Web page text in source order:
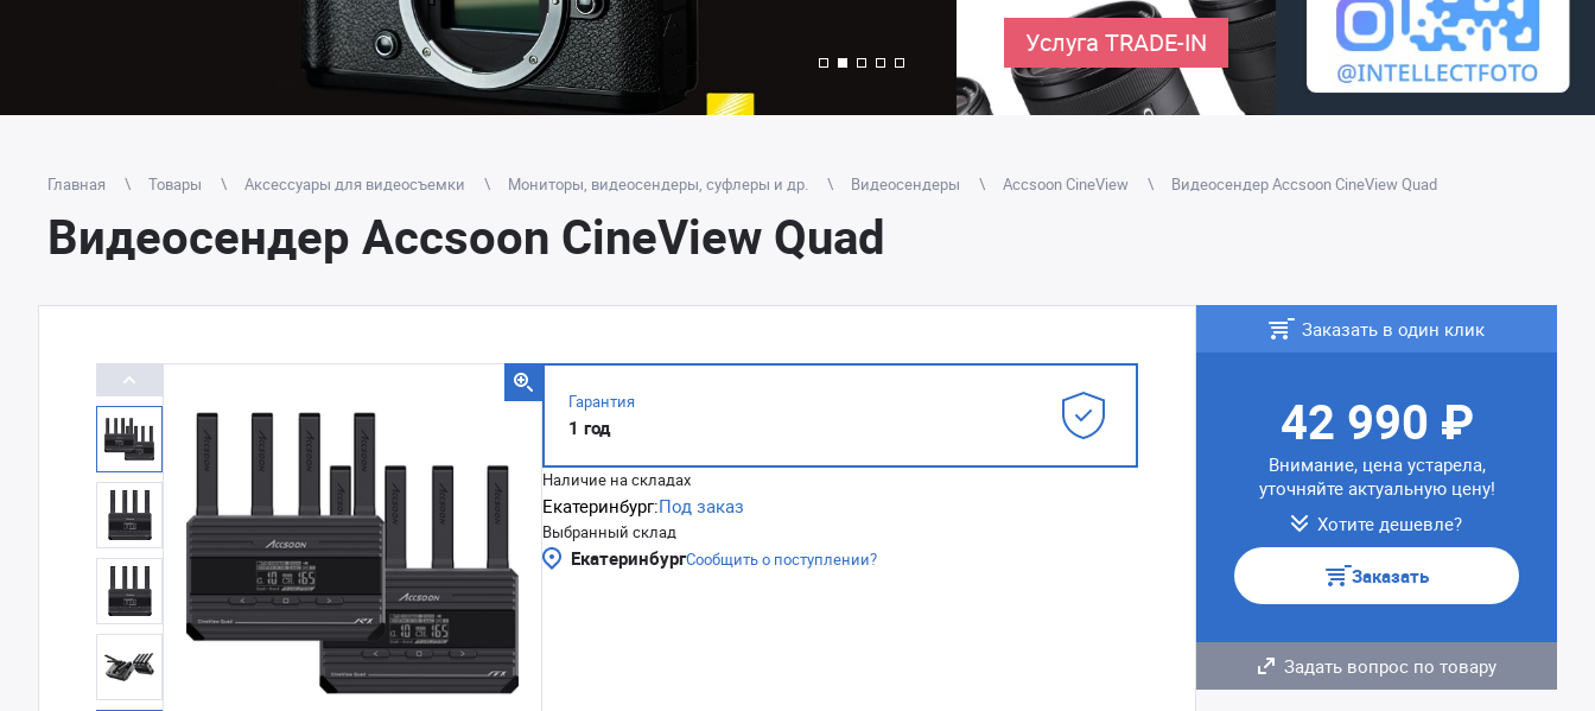
Услуга TRADE-IN
Главная Товары Аксессуары для видеосъемки Мониторы, видеосендеры, суфлеры и др. Видеосендеры Accsoon CineView Видеосендер Accsoon CineView Quad
Видеосендер Accsoon CineView Quad
Гарантия
1 год
Наличие на складах
Екатеринбург:Под заказ
Выбранный склад
ЕкатеринбургСообщить о поступлении?
Заказать в один клик
42 990 ₽
Внимание, цена устарела,
уточняйте актуальную цену!
Хотите дешевле?
Заказать
Задать вопрос по товару